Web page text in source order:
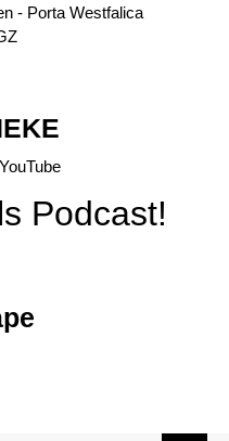
- Porta Westfalica
Podcast!